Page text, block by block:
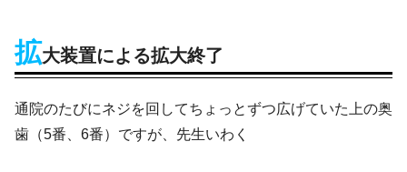
拡大装置による拡大終了
通院のたびにネジを回してちょっとずつ広げていた上の奥
歯（5番、6番）ですが、先生いわく